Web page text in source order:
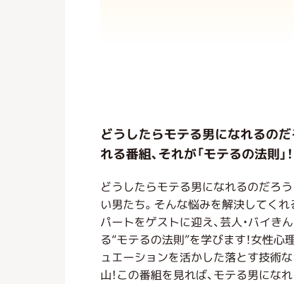
どうしたらモテる男になれるの
れる番組、それが「モテるの法則」！
どうしたらモテる男になれるのだろ
い男たち。そんな悩みを解決してくれ
パートをゲストに迎え、芸人・バイき
る“モテるの法則”を学びます！女性
ュエーションを活かした落とす技術
山！この番組を見れば、モテる男にな